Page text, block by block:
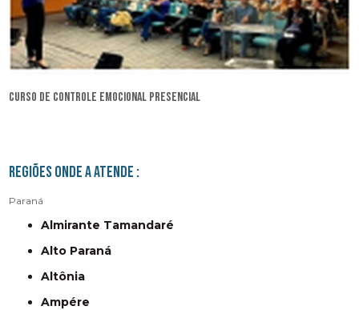
curso de controle emocional presencial
Regiões onde a atende :
Paraná
Almirante Tamandaré
Alto Paraná
Altônia
Ampére